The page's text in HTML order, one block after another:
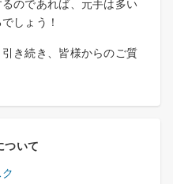
のであれば、元手は多い
しょう！
き続き、皆様からのご質
ついて